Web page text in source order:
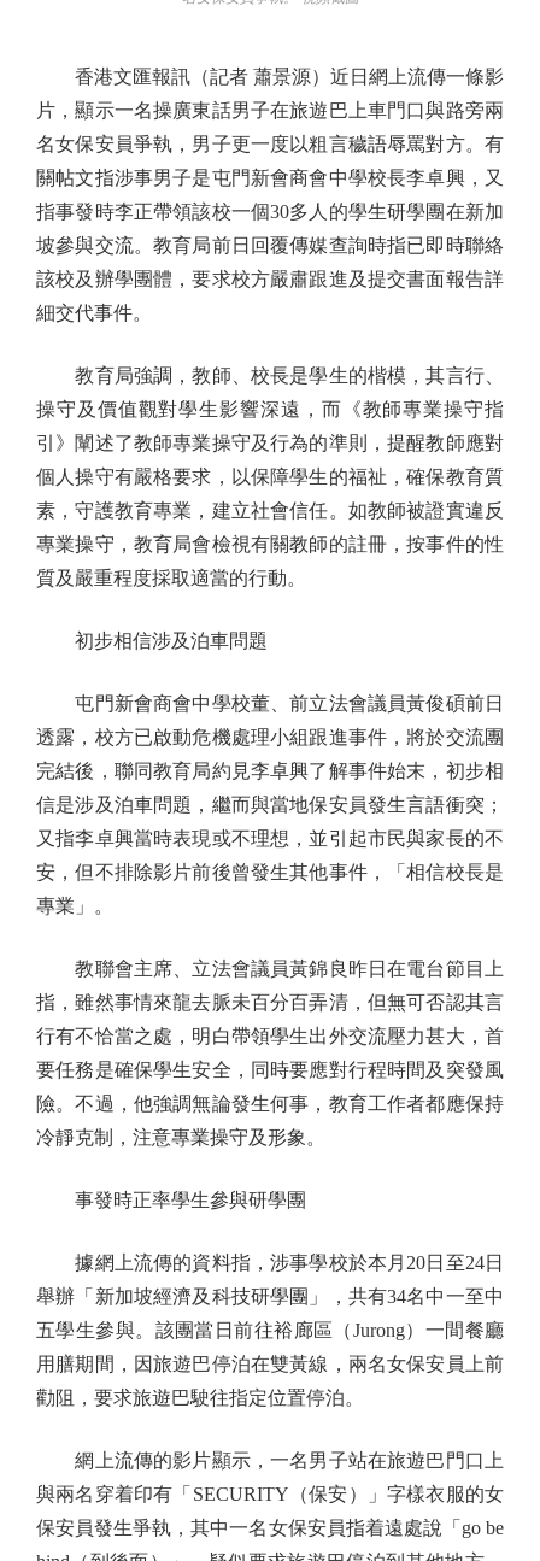
香港文匯報訊（記者 蕭景源）近日網上流傳一條影
片，顯示一名操廣東話男子在旅遊巴上車門口與路旁兩
名女保安員爭執，男子更一度以粗言穢語辱罵對方。有
關帖文指涉事男子是屯門新會商會中學校長李卓興，又
指事發時李正帶領該校一個30多人的學生研學團在新加
坡參與交流。教育局前日回覆傳媒查詢時指已即時聯絡
該校及辦學團體，要求校方嚴肅跟進及提交書面報告詳
細交代事件。
教育局強調，教師、校長是學生的楷模，其言行、
操守及價值觀對學生影響深遠，而《教師專業操守指
引》闡述了教師專業操守及行為的準則，提醒教師應對
個人操守有嚴格要求，以保障學生的福祉，確保教育質
素，守護教育專業，建立社會信任。如教師被證實違反
專業操守，教育局會檢視有關教師的註冊，按事件的性
質及嚴重程度採取適當的行動。
初步相信涉及泊車問題
屯門新會商會中學校董、前立法會議員黃俊碩前日
透露，校方已啟動危機處理小組跟進事件，將於交流團
完結後，聯同教育局約見李卓興了解事件始末，初步相
信是涉及泊車問題，繼而與當地保安員發生言語衝突；
又指李卓興當時表現或不理想，並引起市民與家長的不
安，但不排除影片前後曾發生其他事件，「相信校長是
專業」。
教聯會主席、立法會議員黃錦良昨日在電台節目上
指，雖然事情來龍去脈未百分百弄清，但無可否認其言
行有不恰當之處，明白帶領學生出外交流壓力甚大，首
要任務是確保學生安全，同時要應對行程時間及突發風
險。不過，他強調無論發生何事，教育工作者都應保持
冷靜克制，注意專業操守及形象。
事發時正率學生參與研學團
據網上流傳的資料指，涉事學校於本月20日至24日
舉辦「新加坡經濟及科技研學團」，共有34名中一至中
五學生參與。該團當日前往裕廊區（Jurong）一間餐廳
用膳期間，因旅遊巴停泊在雙黃線，兩名女保安員上前
勸阻，要求旅遊巴駛往指定位置停泊。
網上流傳的影片顯示，一名男子站在旅遊巴門口上
與兩名穿着印有「SECURITY（保安）」字樣衣服的女
保安員發生爭執，其中一名女保安員指着遠處說「go be